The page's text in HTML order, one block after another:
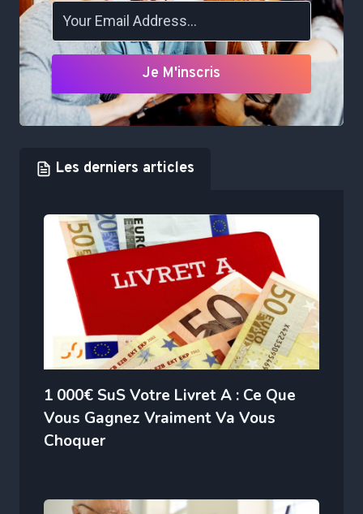
Je M'inscris
Les derniers articles
1 000€ SuS Votre Livret A : Ce Que
Vous Gagnez Vraiment Va Vous
Choquer